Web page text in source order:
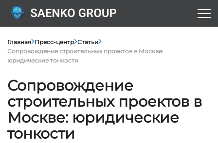
Главная Пресс-центр Статьи
Сопровождение строительных проектов в Москве:
юридические тонкости
Сопровождение
строительных проектов в
Москве: юридические
тонкости